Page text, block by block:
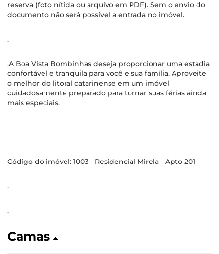
reserva (foto nítida ou arquivo em PDF). Sem o envio do
documento não será possível a entrada no imóvel.
.
.A Boa Vista Bombinhas deseja proporcionar uma estadia
confortável e tranquila para você e sua família. Aproveite
o melhor do litoral catarinense em um imóvel
cuidadosamente preparado para tornar suas férias ainda
mais especiais.
Código do imóvel: 1003 - Residencial Mirela - Apto 201
.
.
Camas